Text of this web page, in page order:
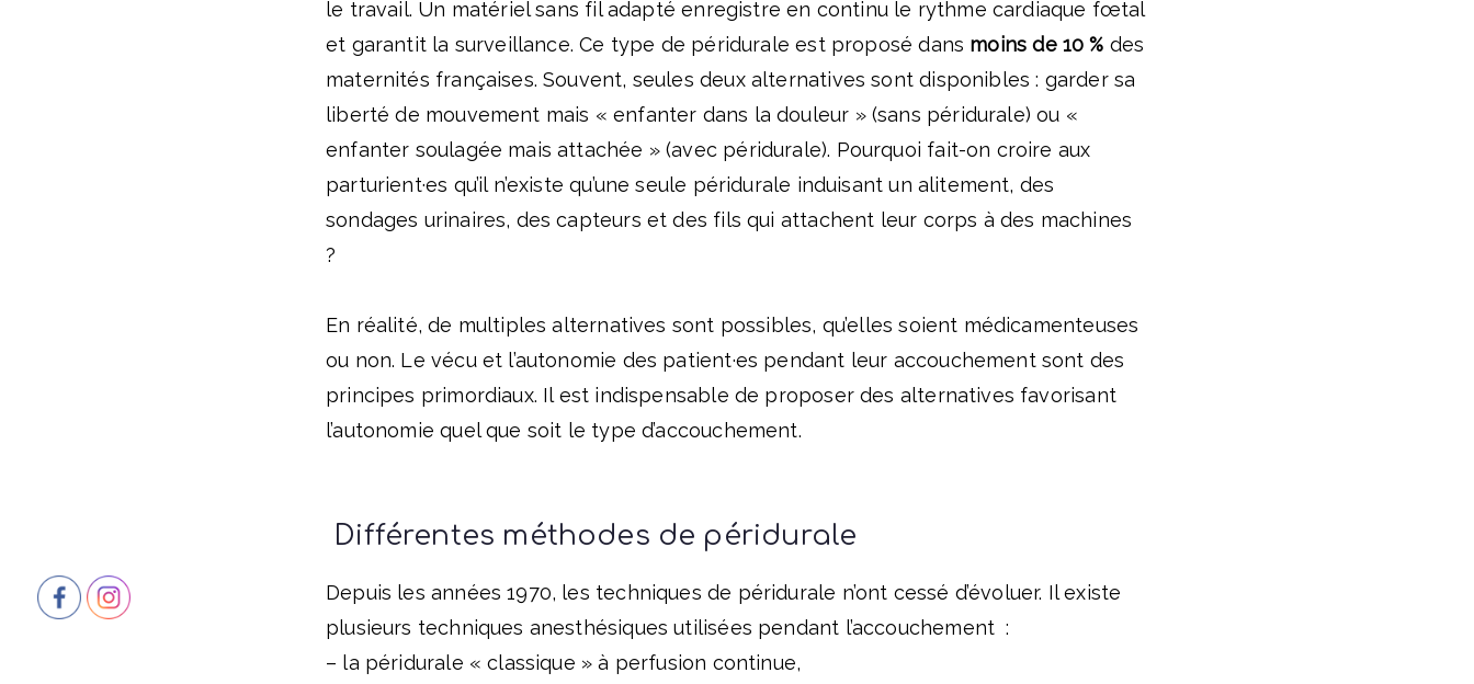
le travail. Un matériel sans fil adapté enregistre en continu le rythme cardiaque fœtal
et garantit la surveillance. Ce type de péridurale est proposé dans moins de 10 % des
maternités françaises. Souvent, seules deux alternatives sont disponibles : garder sa
liberté de mouvement mais « enfanter dans la douleur » (sans péridurale) ou «
enfanter soulagée mais attachée » (avec péridurale). Pourquoi fait-on croire aux
parturient·es qu’il n’existe qu’une seule péridurale induisant un alitement, des
sondages urinaires, des capteurs et des fils qui attachent leur corps à des machines
?
En réalité, de multiples alternatives sont possibles, qu’elles soient médicamenteuses
ou non. Le vécu et l’autonomie des patient·es pendant leur accouchement sont des
principes primordiaux. Il est indispensable de proposer des alternatives favorisant
l’autonomie quel que soit le type d’accouchement.
Différentes méthodes de péridurale
Depuis les années 1970, les techniques de péridurale n’ont cessé d’évoluer. Il existe
plusieurs techniques anesthésiques utilisées pendant l’accouchement :
– la péridurale « classique » à perfusion continue,